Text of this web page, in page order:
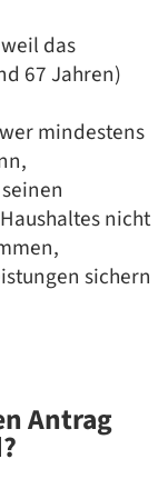
das
67 Jahren)
mindestens
nicht
sichern
Antrag